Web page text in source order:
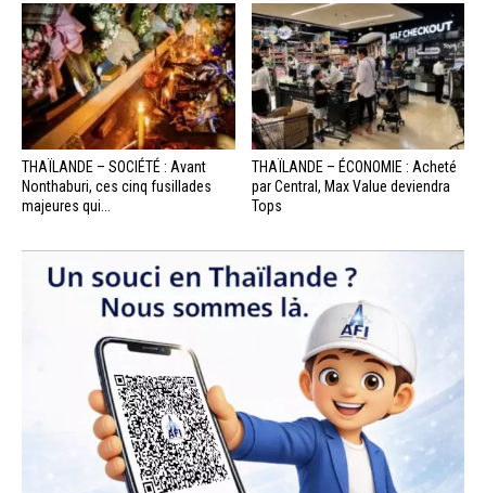
THAÏLANDE – SOCIÉTÉ : Avant
Nonthaburi, ces cinq fusillades
majeures qui...
THAÏLANDE – ÉCONOMIE : Acheté
par Central, Max Value deviendra
Tops